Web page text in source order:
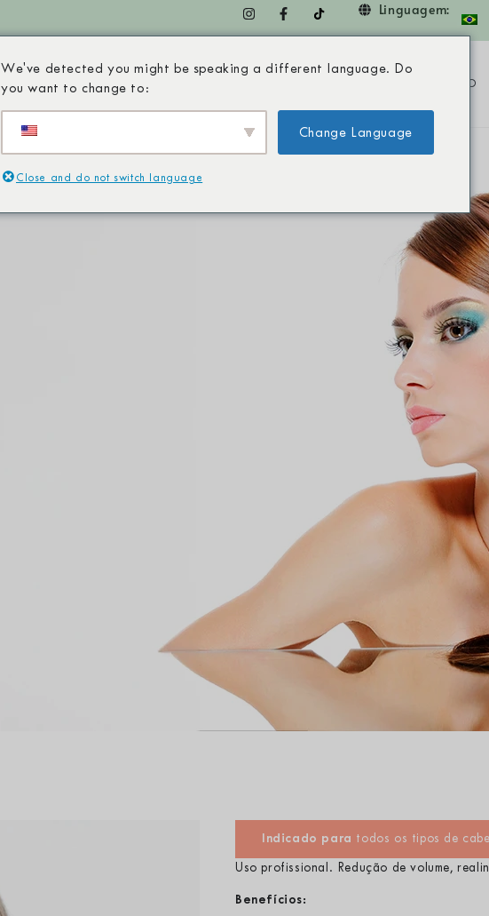
Linguagem:
LINHAS PRODUTOS CONTATO
Indicado para todos os tipos de
Uso profissional. Redução de volume,
Benefícios:
We've detected you might be speaking a different language. Do
you want to change to:
Change Language
Close and do not switch language